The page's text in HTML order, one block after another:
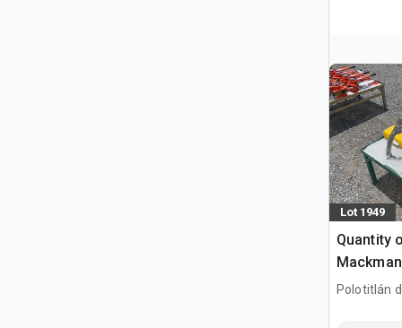
Lot 1949
Quantity
Lote de
Polotitlán